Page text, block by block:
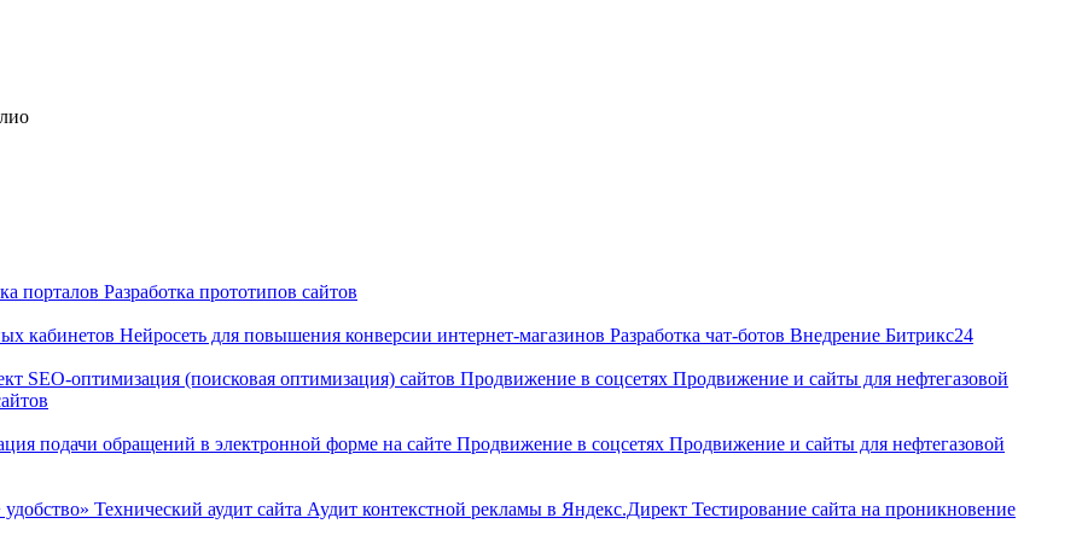
порталов Разработка прототипов сайтов
кабинетов Нейросеть для повышения конверсии интернет-магазинов Разработка чат‑ботов Внедрение Битрикс24
SEO-оптимизация (поисковая оптимизация) сайтов Продвижение в соцсетях Продвижение и сайты для нефтегазовой
подачи обращений в электронной форме на сайте Продвижение в соцсетях Продвижение и сайты для нефтегазовой
Технический аудит сайта Аудит контекстной рекламы в Яндекс.Директ Тестирование сайта на проникновение